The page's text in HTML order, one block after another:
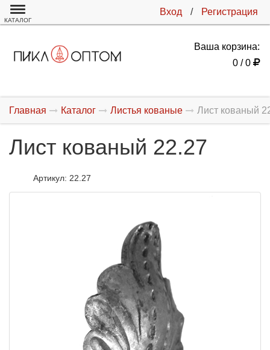
Вход / Регистрация
КАТАЛОГ
Ваша корзина:
0 / 0
Главная Каталог Листья кованые Лист кованый
Лист кованый 22.27
Артикул: 22.27